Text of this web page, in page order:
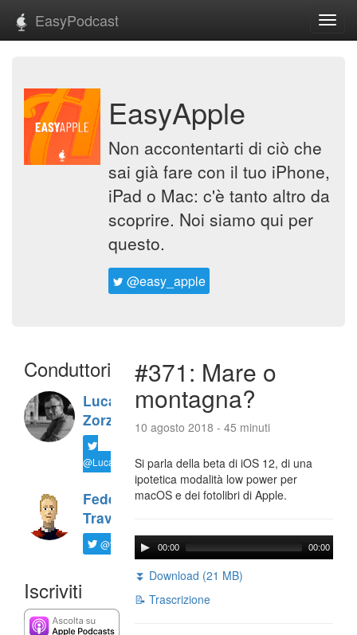
EasyPodcast
EasyApple
Non accontentarti di ciò che
sai già fare con il tuo iPhone,
iPad o Mac: c'è tanto altro da
scoprire. Noi siamo qui per
questo.
@easy_apple
Conduttori
Luca
Zorzi
@LucaTNT
Federico
Travaini
@ftrava
Iscriviti
#371: Mare o
montagna?
10 agosto 2018 - 45 minuti
Si parla della beta di iOS 12, di una
ipotetica modalità low power per
macOS e dei fotolibri di Apple.
00:00 00:00
⏬ Download (21 MB)
📝 Trascrizione